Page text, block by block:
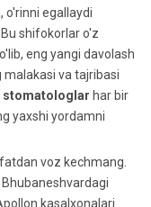
o'rinni egallaydi
. Bu shifokorlar o'z
eng yangi davolash
malakasi va tajribasi
stomatologlar har bir
yaxshi yordamni
voz kechmang.
kasalxonalari